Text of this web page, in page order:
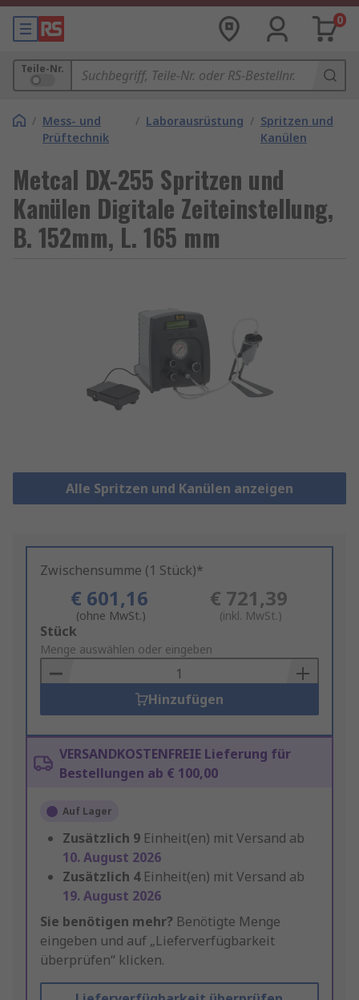
0
Teile-Nr.
/ Mess- und
Prüftechnik
/ Laborausrüstung / Spritzen und
Kanülen
Metcal DX-255 Spritzen und
Kanülen Digitale Zeiteinstellung,
B. 152mm, L. 165 mm
Alle Spritzen und Kanülen anzeigen
Zwischensumme (1 Stück)*
€ 601,16
(ohne MwSt.)
€ 721,39
(inkl. MwSt.)
Add
to
Basket
Stück
Menge auswählen oder eingeben
Hinzufügen
VERSANDKOSTENFREIE Lieferung für
Bestellungen ab € 100,00
Auf Lager
Zusätzlich 9 Einheit(en) mit Versand ab
10. August 2026
Zusätzlich 4 Einheit(en) mit Versand ab
19. August 2026
Sie benötigen mehr? Benötigte Menge
eingeben und auf „Lieferverfügbarkeit
überprüfen“ klicken.